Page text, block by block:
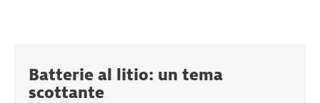
Batterie al litio: un tema
scottante